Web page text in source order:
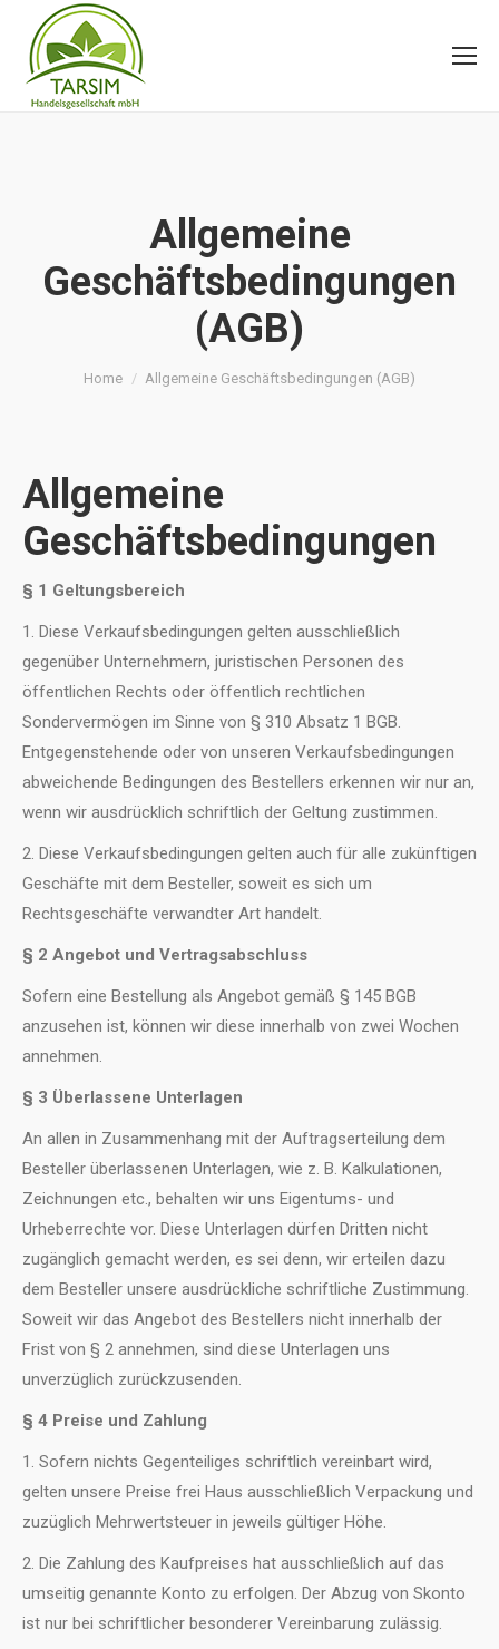
Allgemeine
Geschäftsbedingungen
(AGB)
You are here:
Home Allgemeine Geschäftsbedingungen (AGB)
Allgemeine
Geschäftsbedingungen
§ 1 Geltungsbereich
1. Diese Verkaufsbedingungen gelten ausschließlich
gegenüber Unternehmern, juristischen Personen des
öffentlichen Rechts oder öffentlich rechtlichen
Sondervermögen im Sinne von § 310 Absatz 1 BGB.
Entgegenstehende oder von unseren Verkaufsbedingungen
abweichende Bedingungen des Bestellers erkennen wir nur an,
wenn wir ausdrücklich schriftlich der Geltung zustimmen.
2. Diese Verkaufsbedingungen gelten auch für alle zukünftigen
Geschäfte mit dem Besteller, soweit es sich um
Rechtsgeschäfte verwandter Art handelt.
§ 2 Angebot und Vertragsabschluss
Sofern eine Bestellung als Angebot gemäß § 145 BGB
anzusehen ist, können wir diese innerhalb von zwei Wochen
annehmen.
§ 3 Überlassene Unterlagen
An allen in Zusammenhang mit der Auftragserteilung dem
Besteller überlassenen Unterlagen, wie z. B. Kalkulationen,
Zeichnungen etc., behalten wir uns Eigentums- und
Urheberrechte vor. Diese Unterlagen dürfen Dritten nicht
zugänglich gemacht werden, es sei denn, wir erteilen dazu
dem Besteller unsere ausdrückliche schriftliche Zustimmung.
Soweit wir das Angebot des Bestellers nicht innerhalb der
Frist von § 2 annehmen, sind diese Unterlagen uns
unverzüglich zurückzusenden.
§ 4 Preise und Zahlung
1. Sofern nichts Gegenteiliges schriftlich vereinbart wird,
gelten unsere Preise frei Haus ausschließlich Verpackung und
zuzüglich Mehrwertsteuer in jeweils gültiger Höhe.
2. Die Zahlung des Kaufpreises hat ausschließlich auf das
umseitig genannte Konto zu erfolgen. Der Abzug von Skonto
ist nur bei schriftlicher besonderer Vereinbarung zulässig.